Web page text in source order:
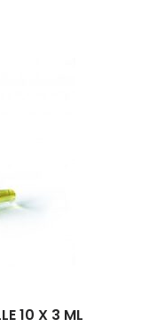
10 X 3 ML